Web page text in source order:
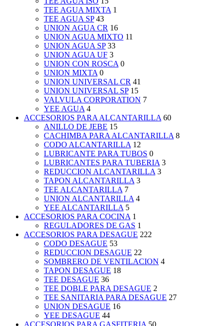
TEE AGUA MIXTA 1
TEE AGUA SP 43
UNION AGUA CR 16
UNION AGUA MIXTO 11
UNION AGUA SP 33
UNION AGUA UF 3
UNION CON ROSCA 0
UNION MIXTA 0
UNION UNIVERSAL CR 41
UNION UNIVERSAL SP 15
VALVULA CORPORATION 7
YEE AGUA 4
ACCESORIOS PARA ALCANTARILLA 60
ANILLO DE JEBE 15
CACHIMBA PARA ALCANTARILLA 8
CODO ALCANTARILLA 12
LUBRICANTE PARA TUBOS 0
LUBRICANTES PARA TUBERIA 3
REDUCCION ALCANTARILLA 3
TAPON ALCANTARILLA 3
TEE ALCANTARILLA 7
UNION ALCANTARILLA 4
YEE ALCANTARILLA 5
ACCESORIOS PARA COCINA 1
REGULADORES DE GAS 1
ACCESORIOS PARA DESAGUE 222
CODO DESAGUE 53
REDUCCION DESAGUE 22
SOMBRERO DE VENTILACION 4
TAPON DESAGUE 18
TEE DESAGUE 36
TEE DOBLE PARA DESAGUE 2
TEE SANITARIA PARA DESAGUE 27
UNION DESAGUE 16
YEE DESAGUE 44